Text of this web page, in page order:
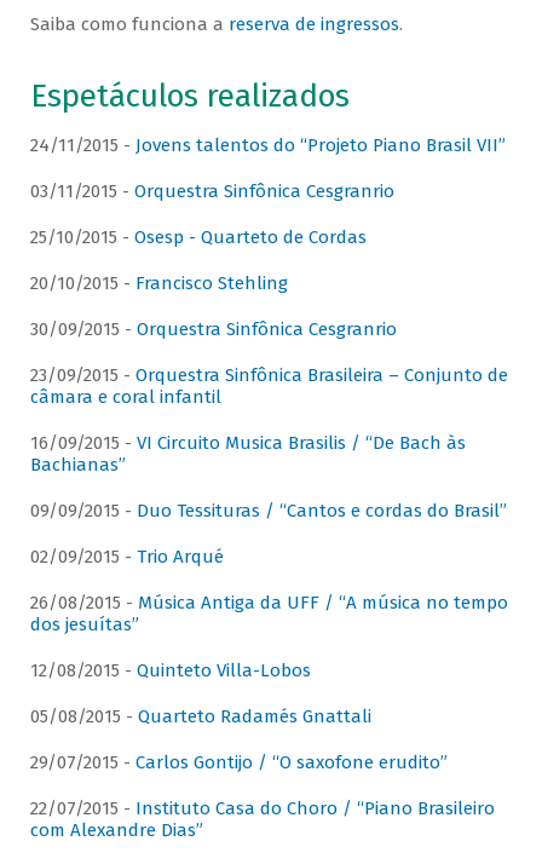
Saiba como funciona a reserva de ingressos.
Espetáculos realizados
24/11/2015 - Jovens talentos do “Projeto Piano Brasil VII”
03/11/2015 - Orquestra Sinfônica Cesgranrio
25/10/2015 - Osesp - Quarteto de Cordas
20/10/2015 - Francisco Stehling
30/09/2015 - Orquestra Sinfônica Cesgranrio
23/09/2015 - Orquestra Sinfônica Brasileira – Conjunto de
câmara e coral infantil
16/09/2015 - VI Circuito Musica Brasilis / “De Bach às
Bachianas”
09/09/2015 - Duo Tessituras / “Cantos e cordas do Brasil”
02/09/2015 - Trio Arqué
26/08/2015 - Música Antiga da UFF / “A música no tempo
dos jesuítas”
12/08/2015 - Quinteto Villa-Lobos
05/08/2015 - Quarteto Radamés Gnattali
29/07/2015 - Carlos Gontijo / “O saxofone erudito”
22/07/2015 - Instituto Casa do Choro / “Piano Brasileiro
com Alexandre Dias”